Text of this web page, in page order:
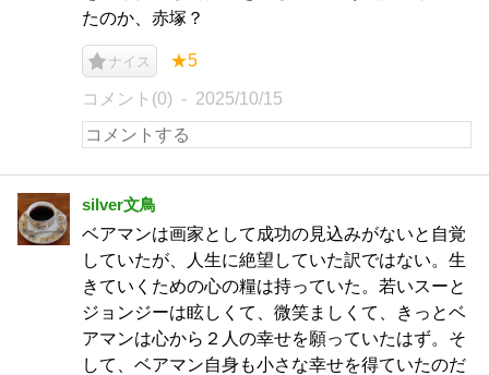
たのか、赤塚？
ナイス ★5
コメント(0) 2025/10/15
silver文鳥
ベアマンは画家として成功の見込みがないと自覚
していたが、人生に絶望していた訳ではない。生
きていくための心の糧は持っていた。若いスーと
ジョンジーは眩しくて、微笑ましくて、きっとベ
アマンは心から２人の幸せを願っていたはず。そ
して、ベアマン自身も小さな幸せを得ていたのだ